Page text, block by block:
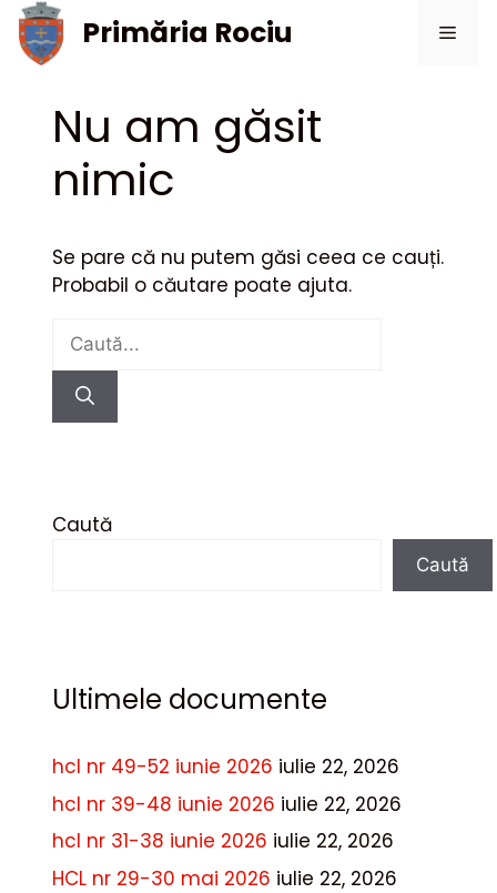
Sari
conținut
Primăria Rociu
Nu am găsit
nimic
Se pare că nu putem găsi ceea ce cauți.
Probabil o căutare poate ajuta.
Caută
după:
Caută
Caută
Ultimele documente
hcl nr 49-52 iunie 2026 iulie 22, 2026
hcl nr 39-48 iunie 2026 iulie 22, 2026
hcl nr 31-38 iunie 2026 iulie 22, 2026
HCL nr 29-30 mai 2026 iulie 22, 2026